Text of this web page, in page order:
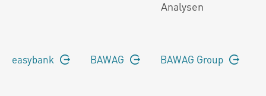
Analysen
easybank BAWAG BAWAG Group